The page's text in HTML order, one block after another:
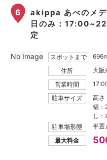
6
akippa あべのメデ
日のみ：
定
スポットまで
住所
大阪
営業時間
駐車サイズ
高さ
幅：
し
駐車場形態
平置
最大料金
No Image